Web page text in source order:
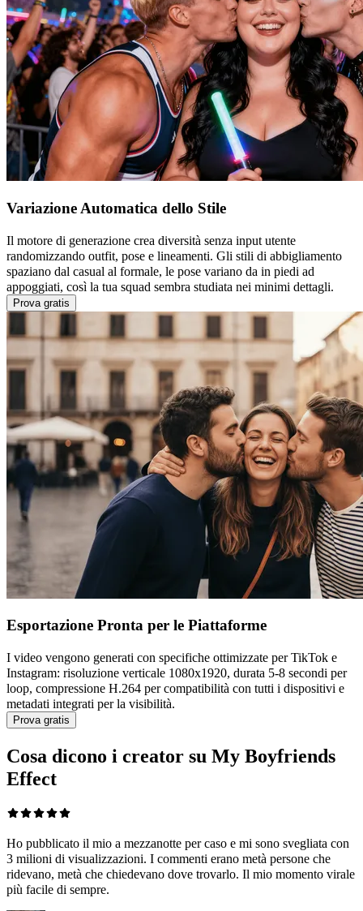
Variazione Automatica dello Stile
Il motore di generazione crea diversità senza input utente
randomizzando outfit, pose e lineamenti. Gli stili di abbigliamento
spaziano dal casual al formale, le pose variano da in piedi ad
appoggiati, così la tua squad sembra studiata nei minimi dettagli.
Prova gratis
Esportazione Pronta per le Piattaforme
I video vengono generati con specifiche ottimizzate per TikTok e
Instagram: risoluzione verticale 1080x1920, durata 5-8 secondi per
loop, compressione H.264 per compatibilità con tutti i dispositivi e
metadati integrati per la visibilità.
Prova gratis
Cosa dicono i creator su My Boyfriends
Effect
Ho pubblicato il mio a mezzanotte per caso e mi sono svegliata con
3 milioni di visualizzazioni. I commenti erano metà persone che
ridevano, metà che chiedevano dove trovarlo. Il mio momento virale
più facile di sempre.